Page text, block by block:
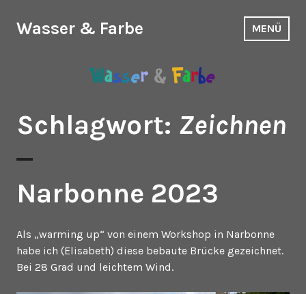
Inhalt
Wasser & Farbe MENÜ
Schlagwort: Zeichnen
Narbonne 2023
Als „warming up“ von einem Workshop in Narbonne
habe ich (Elisabeth) diese bebaute Brücke gezeichnet.
Bei 28 Grad und leichtem Wind.